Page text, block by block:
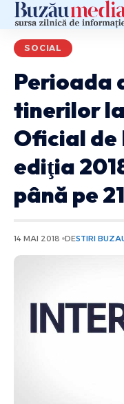
SOCIAL
Perioada
tinerilor
Oficial de
ediţia
până pe
14 MAI 2018 DESTIRI